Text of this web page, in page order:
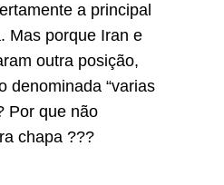
a principal
Mas porque Iran e
outra posição,
denominada “varias
Por que não
chapa ???